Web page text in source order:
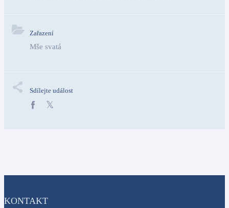
Zařazení
Mše svatá
Sdílejte událost
KONTAKT